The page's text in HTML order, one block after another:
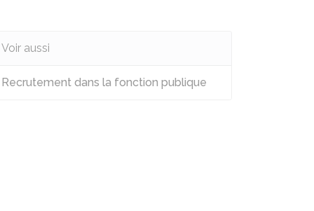
Voir aussi
Recrutement dans la fonction publique